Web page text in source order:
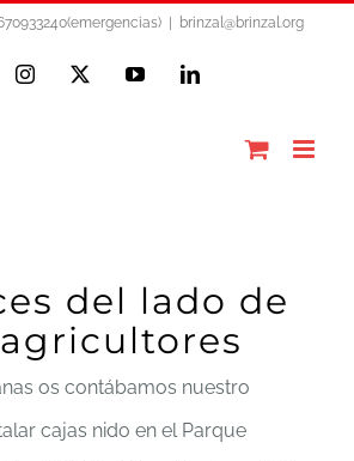
brinzal@brinzal.org
Instagram YouTubeLinkedIn
del lado de
os contábamos nuestro
cajas nido en el Parque